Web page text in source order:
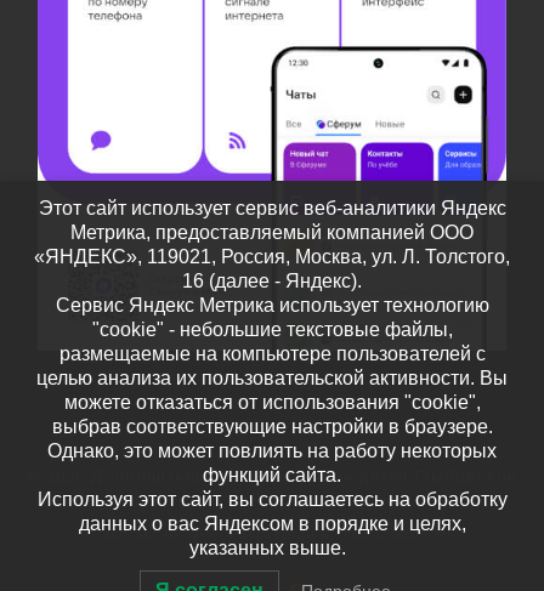
Дополнительное образование детей Тамбовской
области– Все права защищены
Работает наWP – Разработан вТема Customizr
Этот сайт использует сервис веб-аналитики Яндекс
Метрика, предоставляемый компанией ООО
«ЯНДЕКС», 119021, Россия, Москва, ул. Л. Толстого,
16 (далее - Яндекс).
Сервис Яндекс Метрика использует технологию
"cookie" - небольшие текстовые файлы,
размещаемые на компьютере пользователей с
целью анализа их пользовательской активности. Вы
можете отказаться от использования "cookie",
выбрав соответствующие настройки в браузере.
Однако, это может повлиять на работу некоторых
функций сайта.
Используя этот сайт, вы соглашаетесь на обработку
данных о вас Яндексом в порядке и целях,
указанных выше.